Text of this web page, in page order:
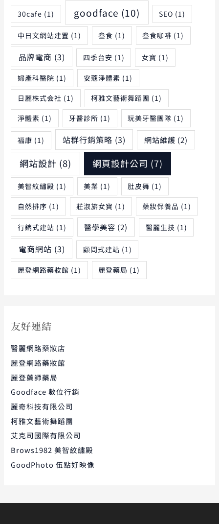
30cafe (1) goodface (10) SEO (1)
中日文網站建置 (1) 叁食 (1) 叁食咖啡 (1)
品牌電商 (3) 四季台安 (1) 女寶 (1)
婦產科醫院 (1) 安蔻淨體素 (1)
日麗株式会社 (1) 柯雅文藝術舞蹈團 (1)
淨體素 (1) 牙醫診所 (1) 玩美牙醫團隊 (1)
福康 (1) 站群行銷策略 (3) 網站維護 (2)
網站設計 (8) 網頁設計公司 (7)
美智紋繡殿 (1) 美業 (1) 肚皮舞 (1)
自然排序 (1) 莊淑旂女寶 (1) 藥妝保養品 (1)
行銷式建站 (1) 醫學美容 (2) 醫麗生技 (1)
電商網站 (3) 顧問式建站 (1)
麗登網路藥妝館 (1) 麗登藥局 (1)
友好連結
醫麗網路藥妝店
麗登網路藥妝館
麗登藥師藥局
Goodface 數位行銷
麗奇科技有限公司
柯雅文藝術舞蹈團
艾克司國際有限公司
Brows1982 美智紋繡殿
GoodPhoto 伍點好映像